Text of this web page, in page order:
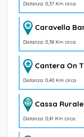
Distanza: 0,37 Km circa
Caravella
Distanza: 0,38 Km circa
Cantera On
Distanza: 0,40 Km circa
Cassa
Distanza: 0,41 Km circa